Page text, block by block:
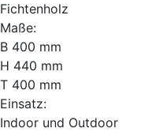
Fichtenholz
Maße:
B 400 mm
H 440 mm
T 400 mm
Einsatz:
Indoor und Outdoor